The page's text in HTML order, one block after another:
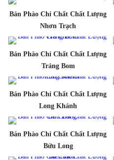
Bán Phào Chỉ Chất Chất Lượng
Nhơn Trạch
Bán Phào Chỉ Chất Chất Lượng
Trảng Bom
Bán Phào Chỉ Chất Chất Lượng
Long Khánh
Bán Phào Chỉ Chất Chất Lượng
Bửu Long